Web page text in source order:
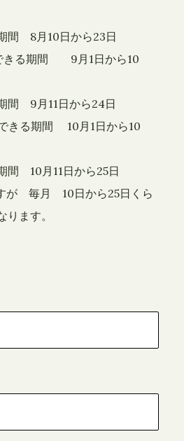
8月10日から23日
きる期間 9月1日から10
9月11日から24日
きる期間 10月1日から10
10月11日から25日
が 毎月 10日から25日くら
ます。